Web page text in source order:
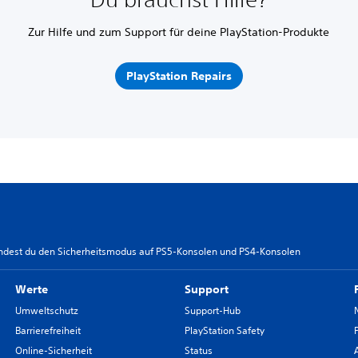
Zur Hilfe und zum Support für deine PlayStation-Produkte
PlayStation Repairs
du den Sicherheitsmodus auf PS5-Konsolen und PS4-Konsolen
Werte
Umweltschutz
Barrierefreiheit
Online-Sicherheit
Support
Support-Hub
PlayStation Safety
Status